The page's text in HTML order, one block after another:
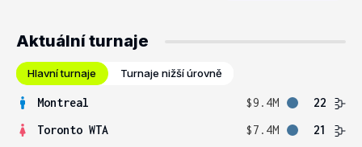
Aktuální turnaje
Hlavní turnaje Turnaje nižší úrovně
Montreal $9.4M
22
Toronto WTA
$7.4M 21